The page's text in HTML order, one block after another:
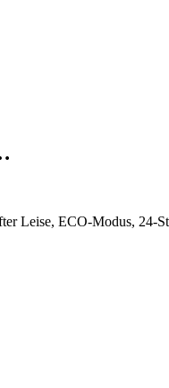
Leise, ECO-Modus, 24-